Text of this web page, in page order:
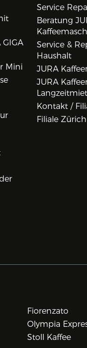
GIGA
Mini
Service
Beratung
Service &
Haushalt
JURA
JURA
Kontakt /
Filiale
Fiorenzato
Olympia
Stoll Kaffee